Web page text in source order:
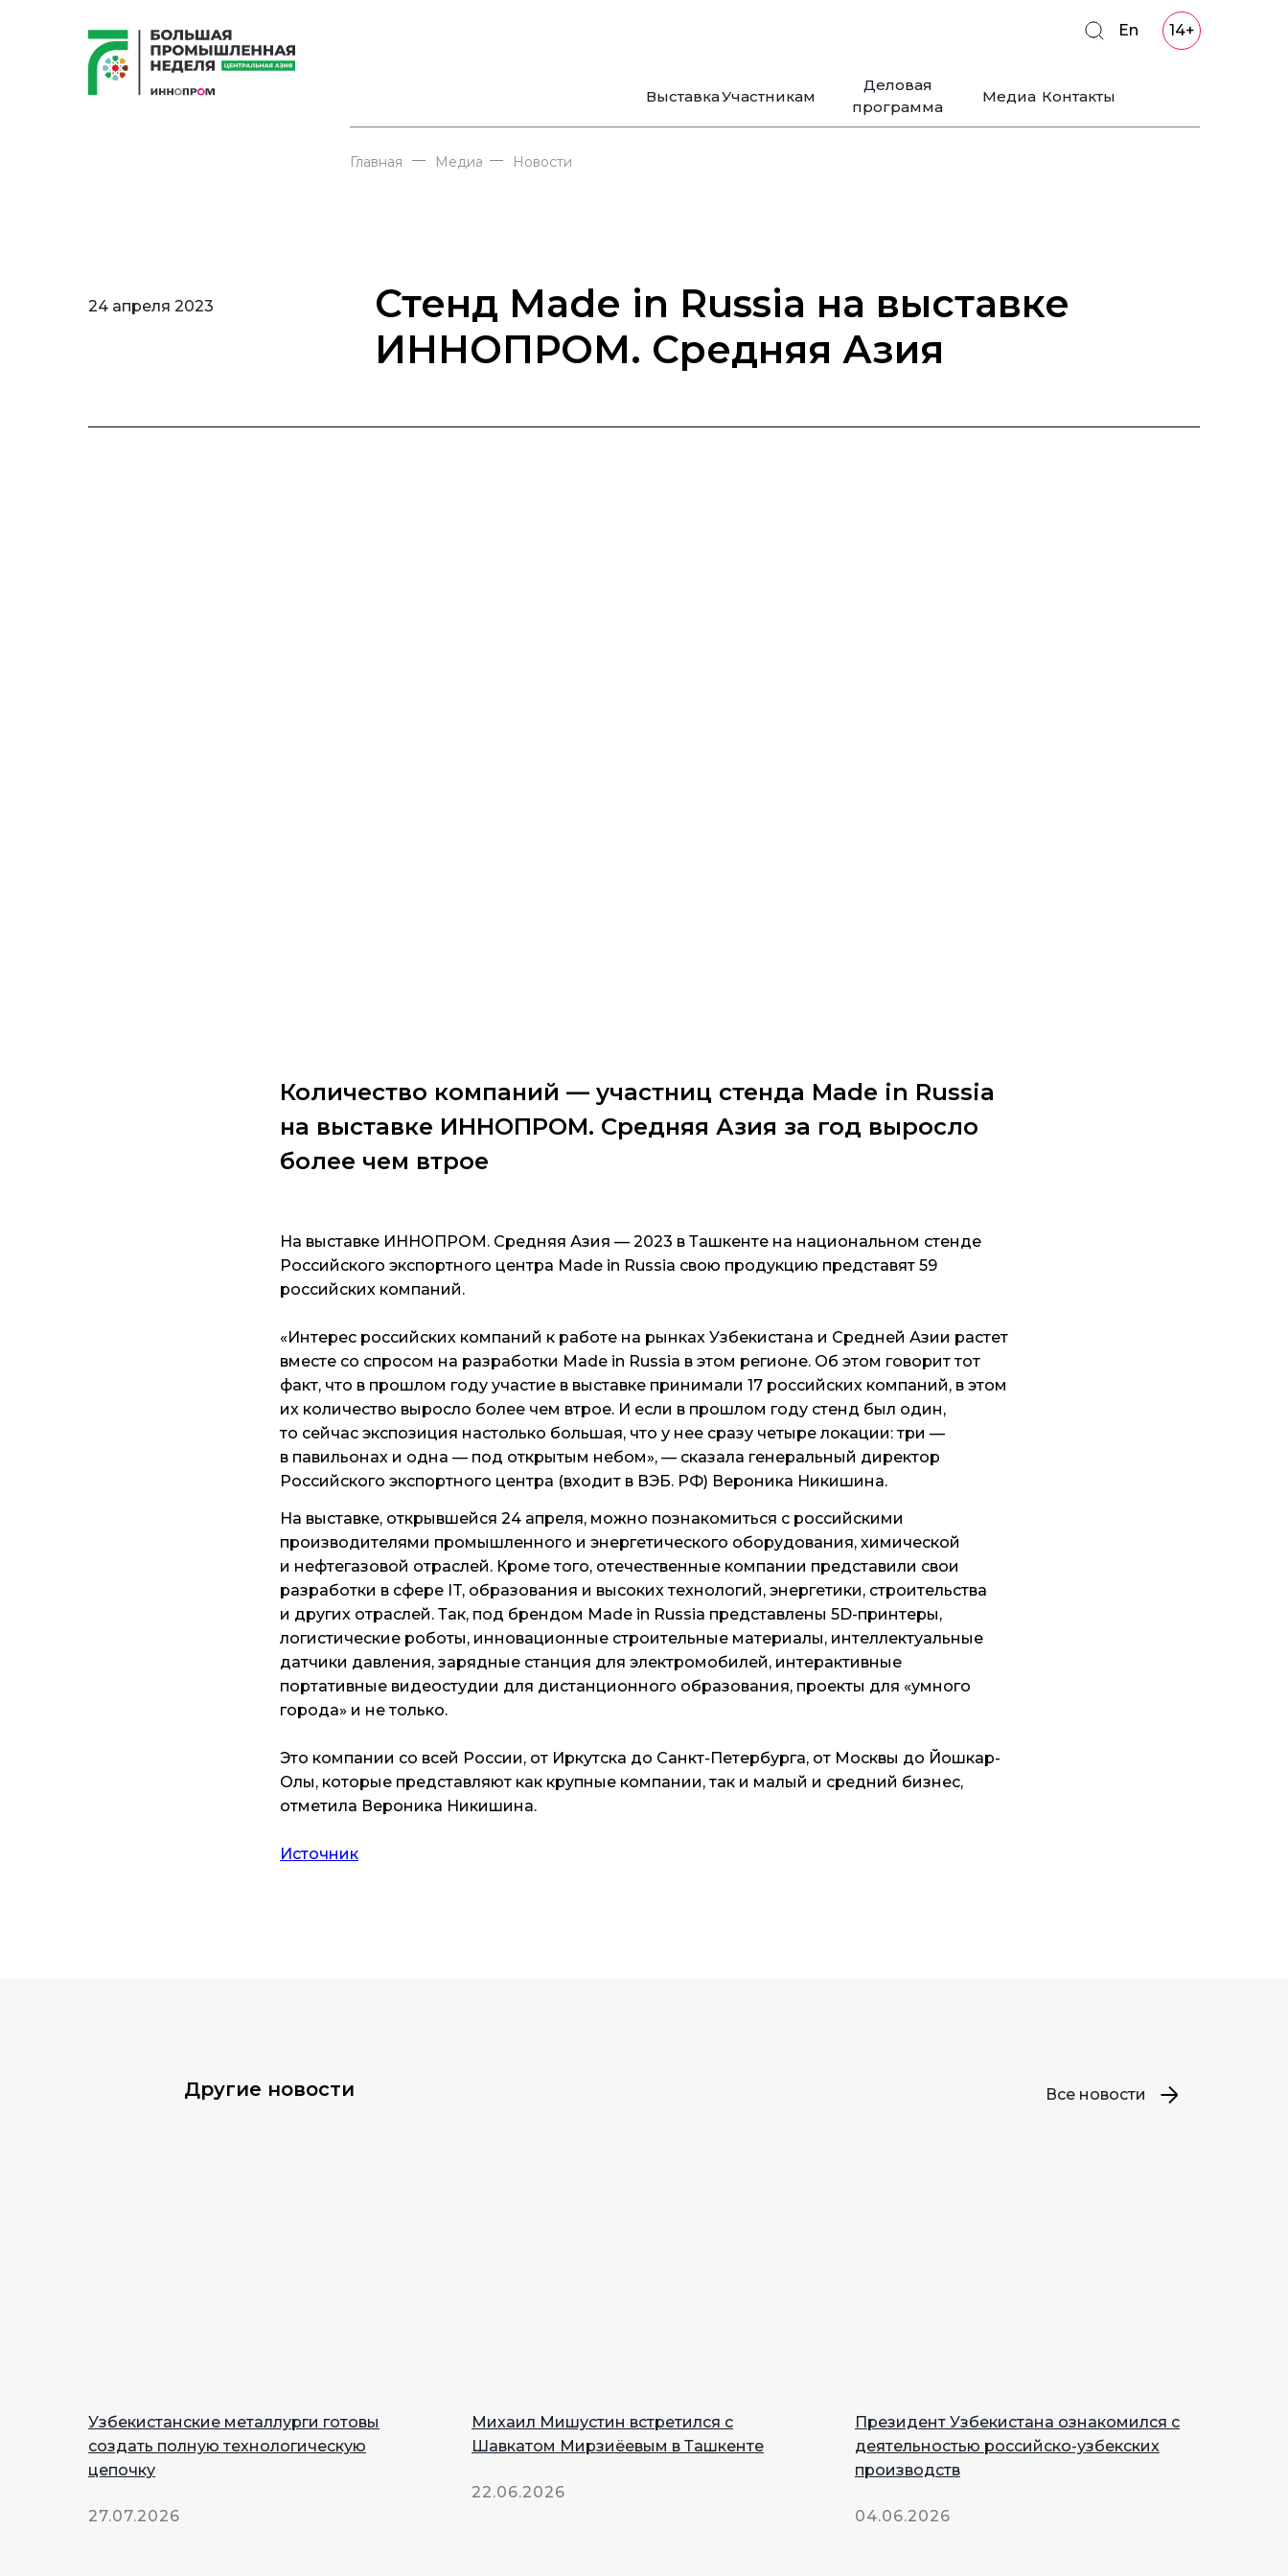
ВыставкаУчастникам
Деловая
программа
Медиа Контакты
En 14+
Главная Новости
— Медиа —
Стенд Made in Russia на выставке
ИННОПРОМ. Средняя Азия
24 апреля 2023
Количество компаний — участниц стенда Made in Russia
на выставке ИННОПРОМ. Средняя Азия за год выросло
более чем втрое
На выставке ИННОПРОМ. Средняя Азия — 2023 в Ташкенте на национальном стенде
Российского экспортного центра Made in Russia свою продукцию представят 59
российских компаний.
«Интерес российских компаний к работе на рынках Узбекистана и Средней Азии растет
вместе со спросом на разработки Made in Russia в этом регионе. Об этом говорит тот
факт, что в прошлом году участие в выставке принимали 17 российских компаний, в этом
их количество выросло более чем втрое. И если в прошлом году стенд был один,
то сейчас экспозиция настолько большая, что у нее сразу четыре локации: три —
в павильонах и одна — под открытым небом», — сказала генеральный директор
Российского экспортного центра (входит в ВЭБ. РФ) Вероника Никишина.
На выставке, открывшейся 24 апреля, можно познакомиться с российскими
производителями промышленного и энергетического оборудования, химической
и нефтегазовой отраслей. Кроме того, отечественные компании представили свои
разработки в сфере IT, образования и высоких технологий, энергетики, строительства
и других отраслей. Так, под брендом Made in Russia представлены 5D-принтеры,
логистические роботы, инновационные строительные материалы, интеллектуальные
датчики давления, зарядные станция для электромобилей, интерактивные
портативные видеостудии для дистанционного образования, проекты для «умного
города» и не только.
Это компании со всей России, от Иркутска до Санкт-Петербурга, от Москвы до Йошкар-
Олы, которые представляют как крупные компании, так и малый и средний бизнес,
отметила Вероника Никишина.
Источник
Другие новости Все новости
Узбекистанские металлурги готовы
создать полную технологическую
цепочку
27.07.2026
Михаил Мишустин встретился с
Шавкатом Мирзиёевым в Ташкенте
22.06.2026
Президент Узбекистана ознакомился с
деятельностью российско-узбекских
производств
04.06.2026
INNOPROM
Talks